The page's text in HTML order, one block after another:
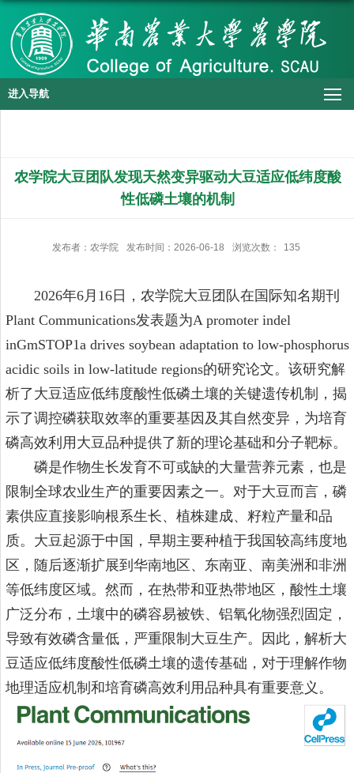
进入导航
农学院大豆团队发现天然变异驱动大豆适应低纬度酸
性低磷土壤的机制
发布者：农学院 发布时间：2026-06-18 浏览次数： 135
2026年6月16日，农学院大豆团队在国际知名期刊
Plant Communications发表题为A promoter indel
inGmSTOP1a drives soybean adaptation to low-phosphorus
acidic soils in low-latitude regions的研究论文。该研究解
析了大豆适应低纬度酸性低磷土壤的关键遗传机制，揭
示了调控磷获取效率的重要基因及其自然变异，为培育
磷高效利用大豆品种提供了新的理论基础和分子靶标。
磷是作物生长发育不可或缺的大量营养元素，也是
限制全球农业生产的重要因素之一。对于大豆而言，磷
素供应直接影响根系生长、植株建成、籽粒产量和品
质。大豆起源于中国，早期主要种植于我国较高纬度地
区，随后逐渐扩展到华南地区、东南亚、南美洲和非洲
等低纬度区域。然而，在热带和亚热带地区，酸性土壤
广泛分布，土壤中的磷容易被铁、铝氧化物强烈固定，
导致有效磷含量低，严重限制大豆生产。因此，解析大
豆适应低纬度酸性低磷土壤的遗传基础，对于理解作物
地理适应机制和培育磷高效利用品种具有重要意义。